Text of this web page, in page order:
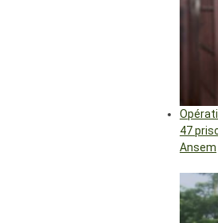
47
Ansem